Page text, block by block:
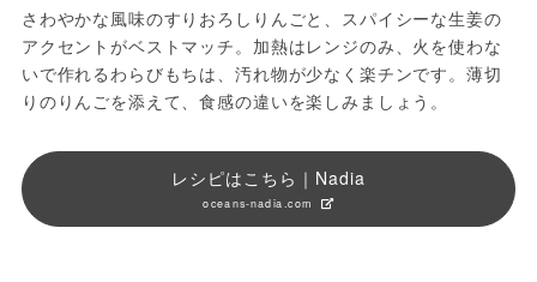
さわやかな風味のすりおろしりんごと、スパイシーな生姜の
アクセントがベストマッチ。加熱はレンジのみ、火を使わな
いで作れるわらびもちは、汚れ物が少なく楽チンです。薄切
りのりんごを添えて、食感の違いを楽しみましょう。
レシピはこちら｜Nadia
oceans-nadia.com